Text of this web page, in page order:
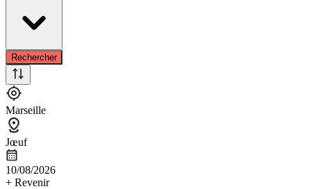
Rechercher
Marseille
Jœuf
10/08/2026
+ Revenir